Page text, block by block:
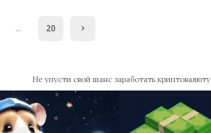
… 20
Не упусти свой шанс заработать криптовалюту